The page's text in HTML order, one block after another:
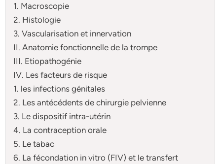
1. Macroscopie
2. Histologie
3. Vascularisation et innervation
II. Anatomie fonctionnelle de la trompe
III. Etiopathogénie
IV. Les facteurs de risque
1. les infections génitales
2. Les antécédents de chirurgie pelvienne
3. Le dispositif intra-utérin
4. La contraception orale
5. Le tabac
6. La fécondation in vitro (FIV) et le transfert